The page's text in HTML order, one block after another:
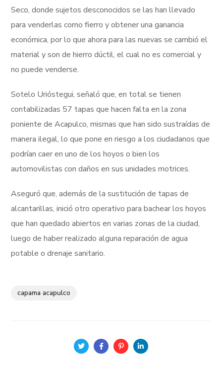
Seco, donde sujetos desconocidos se las han llevado
para venderlas como fierro y obtener una ganancia
económica, por lo que ahora para las nuevas se cambió el
material y son de hierro dúctil, el cual no es comercial y
no puede venderse.
Sotelo Urióstegui, señaló que, en total se tienen
contabilizadas 57 tapas que hacen falta en la zona
poniente de Acapulco, mismas que han sido sustraídas de
manera ilegal, lo que pone en riesgo a los ciudadanos que
podrían caer en uno de los hoyos o bien los
automovilistas con daños en sus unidades motrices.
Aseguró que, además de la sustitución de tapas de
alcantarillas, inició otro operativo para bachear los hoyos
que han quedado abiertos en varias zonas de la ciudad,
luego de haber realizado alguna reparación de agua
potable o drenaje sanitario.
capama acapulco